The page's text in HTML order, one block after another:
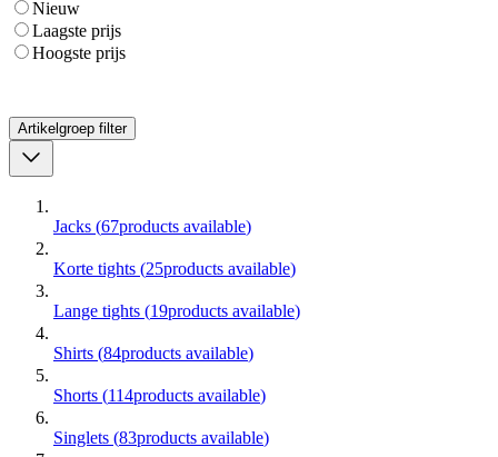
Nieuw
Laagste prijs
Hoogste prijs
Artikelgroep filter
Jacks (67products available)
Korte tights (25products available)
Lange tights (19products available)
Shirts (84products available)
Shorts (114products available)
Singlets (83products available)